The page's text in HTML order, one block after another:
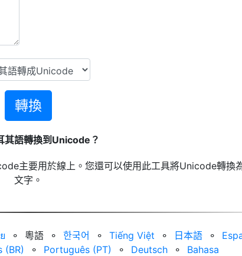
轉換
其語轉換到Unicode？
主要用於線上。您還可以使用此工具將Unicode轉換
文字。
⚬ 粵語 ⚬ 한국어 ⚬ Tiếng Việt ⚬ 日本語 ⚬
(BR) ⚬ Português (PT) ⚬ Deutsch ⚬
Bahasa